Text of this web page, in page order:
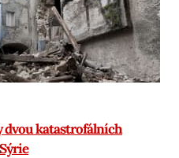
dvou katastrofálních